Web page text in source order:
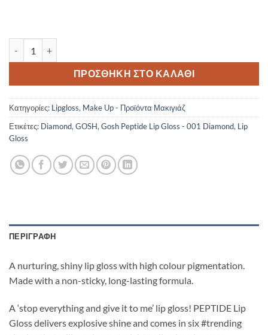
ΠΡΟΣΘΉΚΗ ΣΤΟ ΚΑΛΆΘΙ
Κατηγορίες: Lipgloss, Make Up - Προϊόντα Μακιγιάζ
Ετικέτες: Diamond,GOSH,Gosh Peptide Lip Gloss - 001 Diamond, Lip
Gloss
ΠΕΡΙΓΡΑΦΉ
A nurturing, shiny lip gloss with high colour pigmentation.
Made with a non-sticky, long-lasting formula.
A ‘stop everything and give it to me’ lip gloss! PEPTIDE Lip
Gloss delivers explosive shine and comes in six #trending